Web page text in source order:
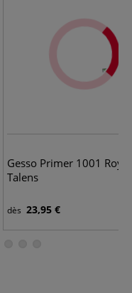
Gesso Primer 1001 Royal
Talens
dès 23,95 €